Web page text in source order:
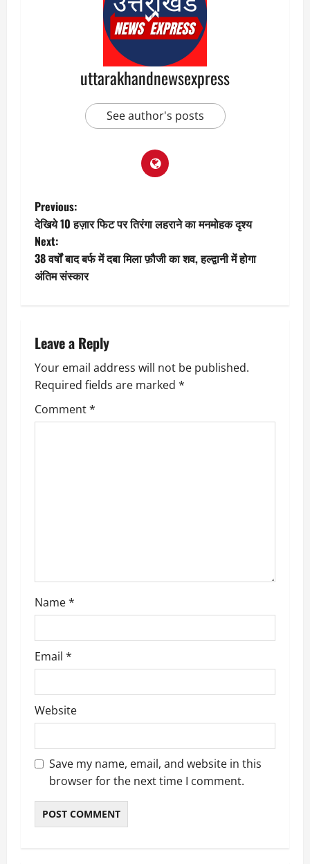
uttarakhandnewsexpress
See author's posts
P
o
s
a
v
i
n
Previous:
देखिये 10 हज़ार फिट पर तिरंगा लहराने का मनमोहक दृश्य
Next:
38 वर्षों बाद बर्फ में दबा मिला फ़ौजी का शव, हल्द्वानी में होगा
अंतिम संस्कार
Leave a Reply
Your email address will not be published.
Required fields are marked *
Comment*
Name*
Email *
Website
Save my name, email, and website in this
browser for the next time I comment.